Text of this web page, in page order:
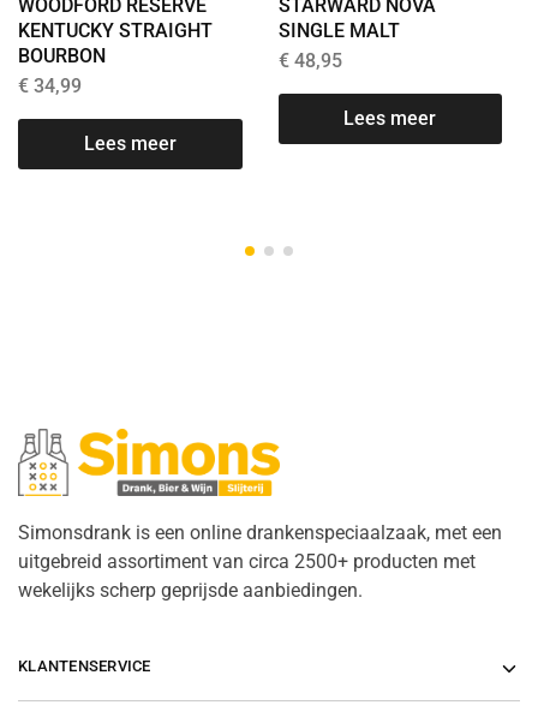
WOODFORD RESERVE
KENTUCKY STRAIGHT
BOURBON
€ 34,99
Lees meer
STARWARD NOVA
SINGLE MALT
€48,95
Lees meer
Simonsdrank is een online drankenspeciaalzaak, met een
uitgebreid assortiment van circa 2500+ producten met
wekelijks scherp geprijsde aanbiedingen.
KLANTENSERVICE